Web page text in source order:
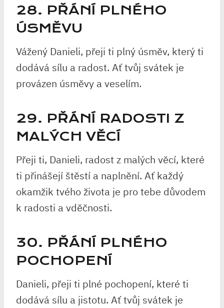
28. PŘÁNÍ PLNÉHO
ÚSMĚVU
Vážený Danieli, přeji ti plný úsměv, který ti
dodává sílu a radost. Ať tvůj svátek je
provázen úsměvy a veselím.
29. PŘÁNÍ RADOSTI Z
MALÝCH VĚCÍ
Přeji ti, Danieli, radost z malých věcí, které
ti přinášejí štěstí a naplnění. Ať každý
okamžik tvého života je pro tebe důvodem
k radosti a vděčnosti.
30. PŘÁNÍ PLNÉHO
POCHOPENÍ
Danieli, přeji ti plné pochopení, které ti
dodává sílu a jistotu. Ať tvůj svátek je